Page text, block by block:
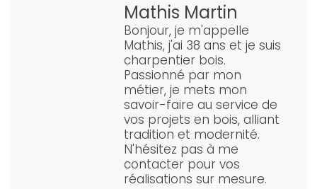
Mathis Martin
Bonjour, je m'appelle
Mathis, j'ai 38 ans et je suis
charpentier bois.
Passionné par mon
métier, je mets mon
savoir-faire au service de
vos projets en bois, alliant
tradition et modernité.
N'hésitez pas à me
contacter pour vos
réalisations sur mesure.